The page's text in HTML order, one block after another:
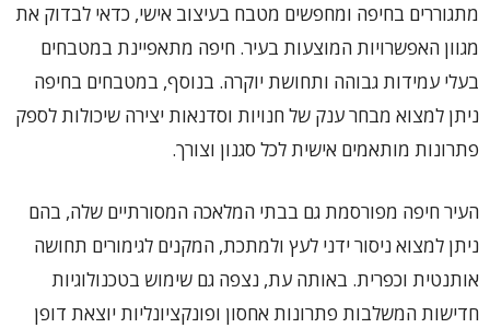
מתגוררים בחיפה ומחפשים מטבח בעיצוב אישי, כדאי לבדוק את
מגוון האפשרויות המוצעות בעיר. חיפה מתאפיינת במטבחים
בעלי עמידות גבוהה ותחושת יוקרה. בנוסף, במטבחים בחיפה
ניתן למצוא מבחר ענק של חנויות וסדנאות יצירה שיכולות לספק
פתרונות מותאמים אישית לכל סגנון וצורך.
העיר חיפה מפורסמת גם בבתי המלאכה המסורתיים שלה, בהם
ניתן למצוא ניסור ידני לעץ ולמתכת, המקנים לגימורים תחושה
אותנטית וכפרית. באותה עת, נצפה גם שימוש בטכנולוגיות
חדישות המשלבות פתרונות אחסון ופונקציונליות יוצאת דופן